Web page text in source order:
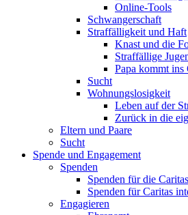
Online-Tools
Schwangerschaft
Straffälligkeit und Haft
Knast und die
Straffällige
Papa kommt ins
Sucht
Wohnungslosigkeit
Leben auf der
Zurück in die
Eltern und Paare
Sucht
Spende und Engagement
Spenden
Spenden für die
Spenden für Caritas
Engagieren